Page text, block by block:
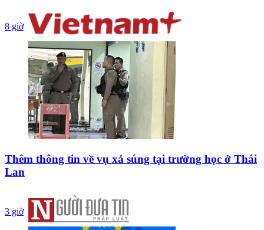
8 giờ
Thêm thông tin về vụ xả súng tại trường học ở Thái
Lan
3 giờ